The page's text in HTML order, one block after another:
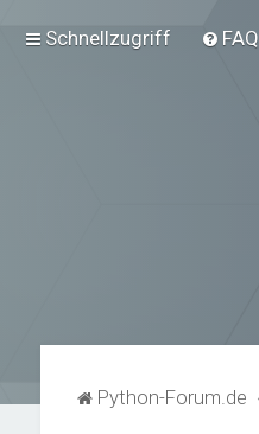
Schnellzugriff FAQ
Python-Forum.de